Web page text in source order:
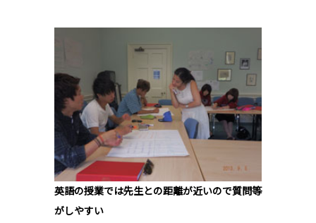
英語の授業では先生との距離が近いので質問等
がしやすい